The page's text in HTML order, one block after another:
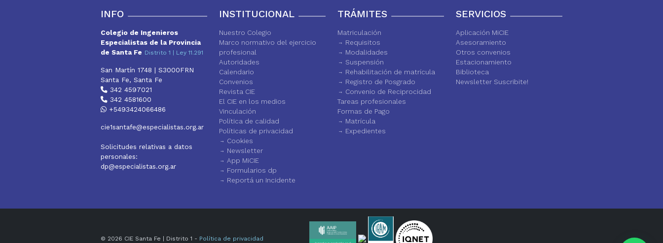
INFO
Colegio de Ingenieros
Especialistas de la Provincia
de Santa Fe Distrito 1 | Ley 11.291
San Martín 1748 | S3000FRN
Santa Fe, Santa Fe
342 4597021
342 4581600
+5493424066486
cie1santafe@especialistas.org.ar
Solicitudes relativas a datos
personales:
dp@especialistas.org.ar
INSTITUCIONAL
Nuestro Colegio
Marco normativo del ejercicio
profesional
Autoridades
Calendario
Convenios
Revista CIE
El CIE en los medios
Vinculación
Política de calidad
Políticas de privacidad
Cookies
Newsletter
App MiCIE
Formularios dp
Reportá un Incidente
TRÁMITES
Matriculación
Requisitos
Modalidades
Suspensión
Rehabilitación de matrícula
Registro de Posgrado
Convenio de Reciprocidad
Tareas profesionales
Formas de Pago
Matrícula
Expedientes
SERVICIOS
Aplicación MiCIE
Asesoramiento
Otros convenios
Estacionamiento
Biblioteca
Newsletter Suscribite!
© 2026 CIE Santa Fe | Distrito 1 - Política de privacidad